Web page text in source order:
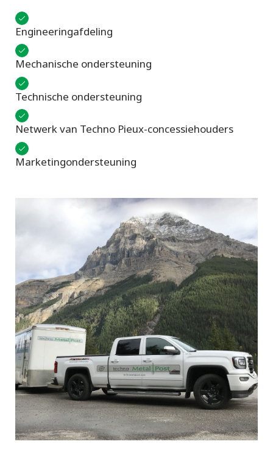
Engineeringafdeling
Mechanische ondersteuning
Technische ondersteuning
Netwerk van Techno Pieux-concessiehouders
Marketingondersteuning